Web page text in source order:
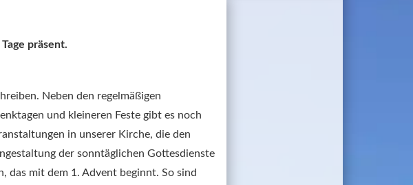
präsent.
Neben den regelmäßigen
und kleineren Feste gibt es noch
in unserer Kirche, die den
der sonntäglichen Gottesdienste
das mit dem 1. Advent beginnt. So sind